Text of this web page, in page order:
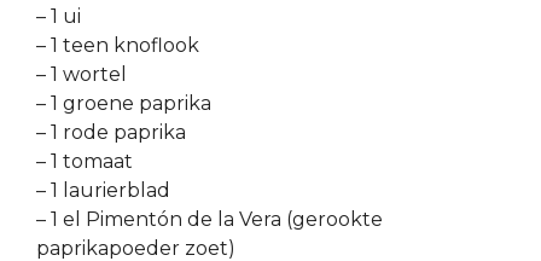
– 1 ui
– 1 teen knoflook
– 1 wortel
– 1 groene paprika
– 1 rode paprika
– 1 tomaat
– 1 laurierblad
– 1 el Pimentón de la Vera (gerookte
paprikapoeder zoet)